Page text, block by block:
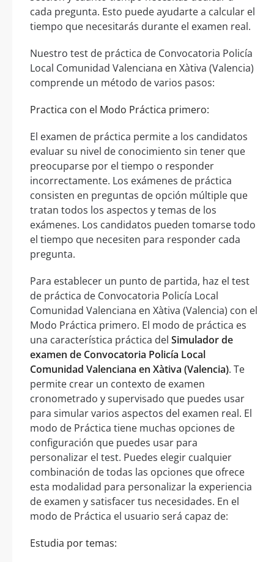
cada pregunta. Esto puede ayudarte a calcular el
tiempo que necesitarás durante el examen real.
Nuestro test de práctica de Convocatoria Policía
Local Comunidad Valenciana en Xàtiva (Valencia)
comprende un método de varios pasos:
Practica con el Modo Práctica primero:
El examen de práctica permite a los candidatos
evaluar su nivel de conocimiento sin tener que
preocuparse por el tiempo o responder
incorrectamente. Los exámenes de práctica
consisten en preguntas de opción múltiple que
tratan todos los aspectos y temas de los
exámenes. Los candidatos pueden tomarse todo
el tiempo que necesiten para responder cada
pregunta.
Para establecer un punto de partida, haz el test
de práctica de Convocatoria Policía Local
Comunidad Valenciana en Xàtiva (Valencia) con el
Modo Práctica primero. El modo de práctica es
una característica práctica del Simulador de
examen de Convocatoria Policía Local
Comunidad Valenciana en Xàtiva (Valencia). Te
permite crear un contexto de examen
cronometrado y supervisado que puedes usar
para simular varios aspectos del examen real. El
modo de Práctica tiene muchas opciones de
configuración que puedes usar para
personalizar el test. Puedes elegir cualquier
combinación de todas las opciones que ofrece
esta modalidad para personalizar la experiencia
de examen y satisfacer tus necesidades. En el
modo de Práctica el usuario será capaz de:
Estudia por temas: